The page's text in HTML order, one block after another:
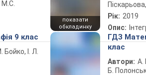
М.С.
показати
обкладинку
Рік: 2019
Опис:
9 клас
Бойко, І. Л.
ГДЗ
клас
Автори: А.
Б.